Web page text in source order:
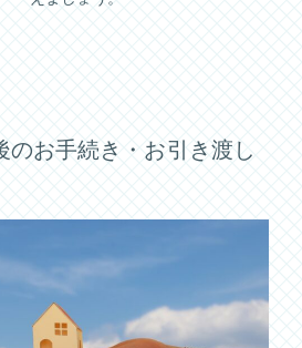
のお手続き・お引き渡し